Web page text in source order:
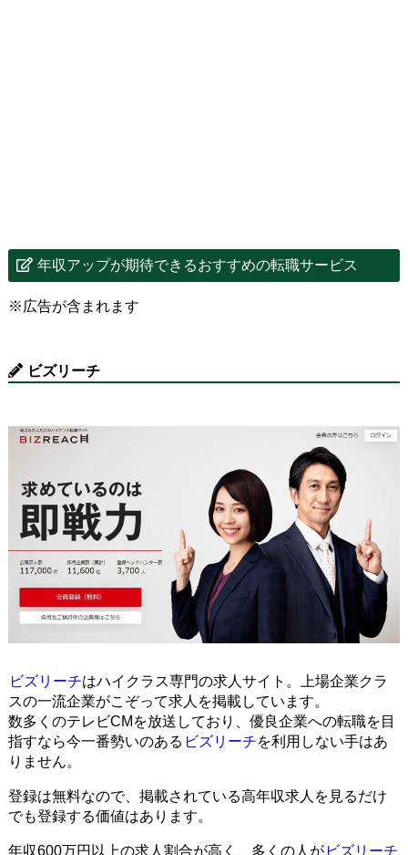
年収アップが期待できるおすすめの転職サービス
※広告が含まれます
ビズリーチ
ビズリーチはハイクラス専門の求人サイト。上場企業クラ
スの一流企業がこぞって求人を掲載しています。
数多くのテレビCMを放送しており、優良企業への転職を目
指すなら今一番勢いのある ビズリーチを利用しない手はあ
りません。
登録は無料なので、掲載されている高年収求人を見るだけ
でも登録する価値はあります。
年収600万円以上の求人割合が高く、多くの人が ビズリーチ